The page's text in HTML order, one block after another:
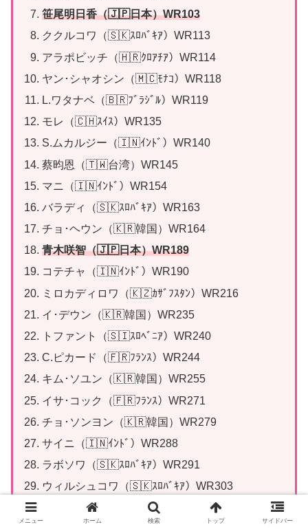
笹尾明日香（🇯🇵日本）WR103
ククルコワ（🇸🇰ｽﾛﾊﾞｷｱ）WR113
アラポビッチ（🇭🇷ｸﾛｱﾁｱ）WR114
ヤン･シャオシン（🇲🇨ﾓﾅｺ）WR118
L.ワタナベ（🇧🇷ﾌﾞﾗｼﾞﾙ）WR119
モレ（🇨🇭ｽｲｽ）WR135
S.ムカルジー（🇮🇳ｲﾝﾄﾞ）WR140
蔡昀恩（🇹🇼台湾）WR145
マニ（🇮🇳ｲﾝﾄﾞ）WR154
バラディ（🇸🇰ｽﾛﾊﾞｷｱ）WR163
チョ･ヘウン（🇰🇷韓国）WR164
青木咲智（🇯🇵日本）WR189
コテチャ（🇮🇳ｲﾝﾄﾞ）WR190
ミロカディロワ（🇰🇿ｶｻﾞﾌｽﾀﾝ）WR216
イ･デウン（🇰🇷韓国）WR235
トファント（🇸🇮ｽﾛﾍﾞﾆｱ）WR240
C.ピカード（🇫🇷ﾌﾗﾝｽ）WR244
キム･ソユン（🇰🇷韓国）WR255
イサ･コック（🇫🇷ﾌﾗﾝｽ）WR271
チョ･ソンヨン（🇰🇷韓国）WR279
サイニ（🇮🇳ｲﾝﾄﾞ）WR288
ラボソワ（🇸🇰ｽﾛﾊﾞｷｱ）WR291
ウィルシュコワ（🇸🇰ｽﾛﾊﾞｷｱ）WR303
コデット（🇨🇿ﾁｪｺ）WR305
メニュー ホーム 検索 トップ サイドバー